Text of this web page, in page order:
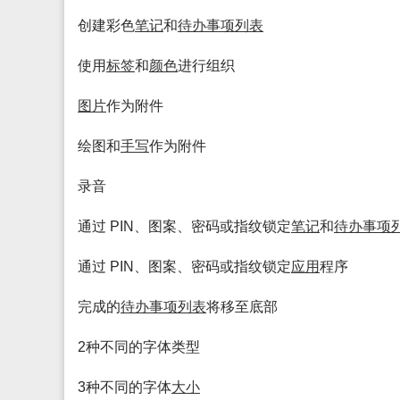
创建彩色笔记和待办事项列表
使用标签和颜色进行组织
图片作为附件
绘图和手写作为附件
录音
通过 PIN、图案、密码或指纹锁定笔记和待办事项
通过 PIN、图案、密码或指纹锁定应用程序
完成的待办事项列表将移至底部
2种不同的字体类型
3种不同的字体大小